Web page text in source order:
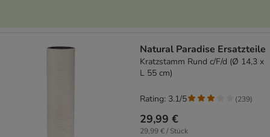
Natural Paradise Ersatzteile
Kratzstamm Rund c/F/d (Ø 14,3 x
L 55 cm)
29,99 €
29,99 € / Stück
Rating: 3.1/5 (239)